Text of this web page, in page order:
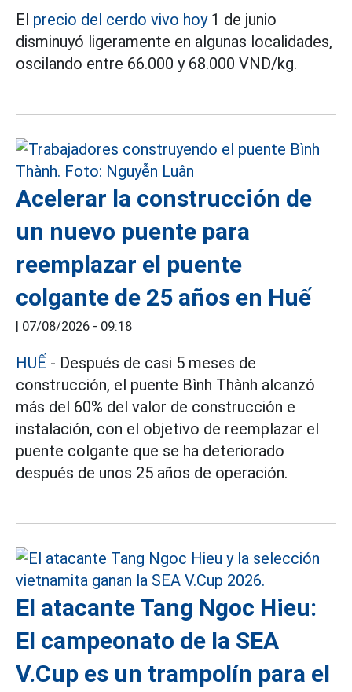
El precio del cerdo vivo hoy1 de junio
disminuyó ligeramente en algunas localidades,
oscilando entre 66.000 y 68.000 VND/kg.
Acelerar la construcción de
un nuevo puente para
reemplazar el puente
colgante de 25 años en Huế
| 07/08/2026 - 09:18
HUẾ - Después de casi 5 meses de
construcción, el puente Bình Thành alcanzó
más del 60% del valor de construcción e
instalación, con el objetivo de reemplazar el
puente colgante que se ha deteriorado
después de unos 25 años de operación.
El atacante Tang Ngoc Hieu:
El campeonato de la SEA
V.Cup es un trampolín para el